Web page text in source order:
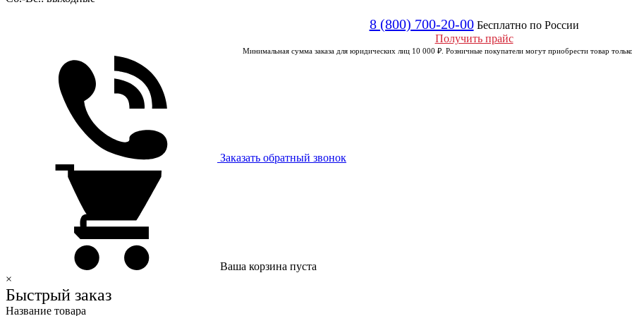
8 (800) 700-20-00 Бесплатно по России
Получить прайс
Минимальная сумма заказа для юридических лиц 10 000 ₽. Розничные покупатели могут приобрести товар
Заказать обратный звонок
Ваша корзина пуста
×
Быстрый заказ
Название товара